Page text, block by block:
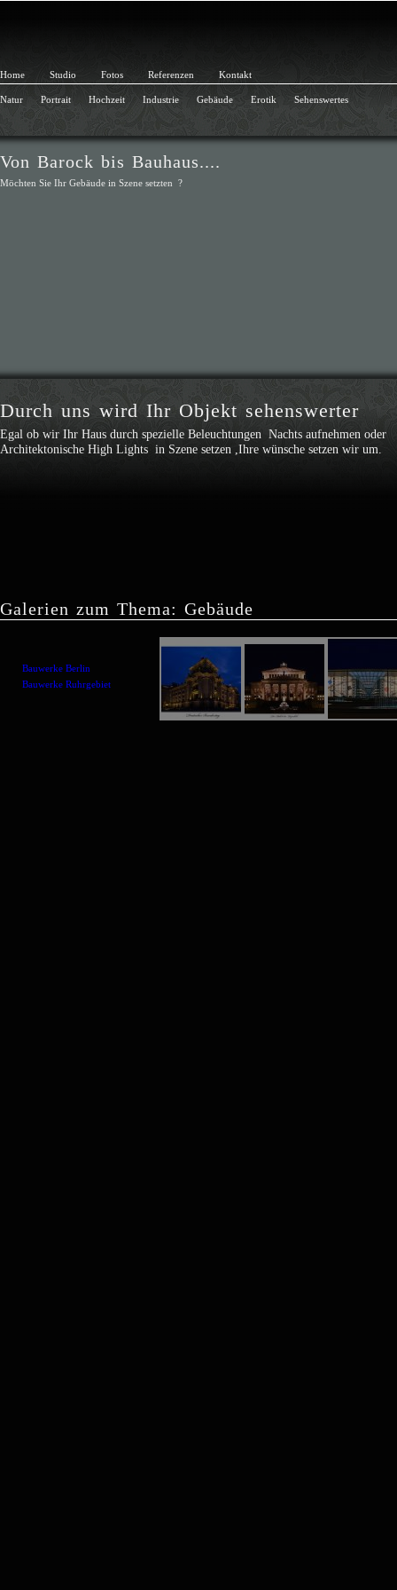
Home Studio Fotos Referenzen Kontakt
Natur Portrait Hochzeit Industrie Gebäude Erotik Sehenswertes
Von Barock bis Bauhaus....
Möchten Sie Ihr Gebäude in Szene setzten ?
Durch uns wird Ihr Objekt sehenswerter
Egal ob wir Ihr Haus durch spezielle Beleuchtungen Nachts aufnehmen oder
Architektonische High Lights in Szene setzen ,Ihre wünsche setzen wir um.
Galerien zum Thema: Gebäude
Bauwerke Berlin
Bauwerke Ruhrgebiet